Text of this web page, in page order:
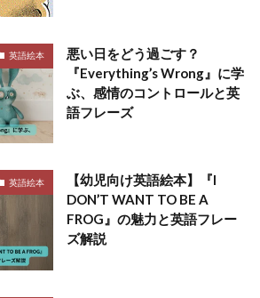
英語絵本
悪い日をどう過ごす？
『Everything’s Wrong』に学
ぶ、感情のコントロールと英
語フレーズ
英語絵本
【幼児向け英語絵本】『I
DON’T WANT TO BE A
FROG』の魅力と英語フレー
ズ解説